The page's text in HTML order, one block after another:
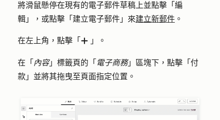
將滑鼠懸停在現有的電子郵件草稿上並點擊「 編
輯」
，或點擊「 建立電子郵件 」來建立新郵件 。
在左上角，點擊「 add 」。
在「 內容」標籤頁的「 電子商務」區塊下，點擊 「付
款」 並將其拖曳至頁面指定位置。